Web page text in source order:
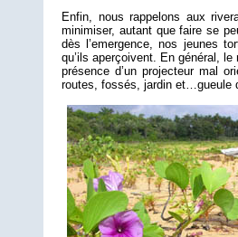
Enfin, nous rappelons aux
minimiser, autant que faire se
dès l’emergence, nos jeunes
qu’ils aperçoivent. En général,
présence d’un projecteur mal
routes, fossés, jardin et…gueule